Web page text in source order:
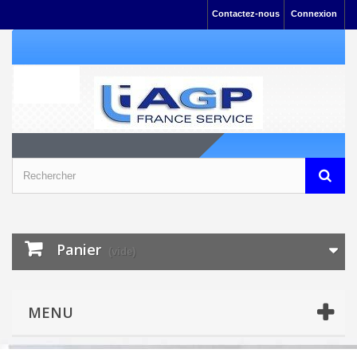
Connexion
Contactez-nous
Panier (vide)
MENU